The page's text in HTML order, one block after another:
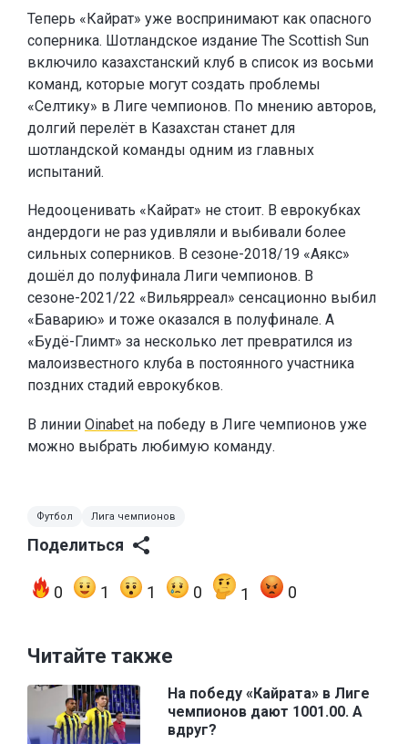
Теперь «Кайрат» уже воспринимают как опасного
соперника. Шотландское издание The Scottish Sun
включило казахстанский клуб в список из восьми
команд, которые могут создать проблемы
«Селтику» в Лиге чемпионов. По мнению авторов,
долгий перелёт в Казахстан станет для
шотландской команды одним из главных
испытаний.
Недооценивать «Кайрат» не стоит. В еврокубках
андердоги не раз удивляли и выбивали более
сильных соперников. В сезоне-2018/19 «Аякс»
дошёл до полуфинала Лиги чемпионов. В
сезоне-2021/22 «Вильярреал» сенсационно выбил
«Баварию» и тоже оказался в полуфинале. А
«Будё-Глимт» за несколько лет превратился из
малоизвестного клуба в постоянного участника
поздних стадий еврокубков.
В линии Oinabet на победу в Лиге чемпионов уже
можно выбрать любимую команду.
Футбол Лига чемпионов
Поделиться
0 1 1 0 1 0
Читайте также
На победу «Кайрата» в Лиге
чемпионов дают 1001.00. А
вдруг?